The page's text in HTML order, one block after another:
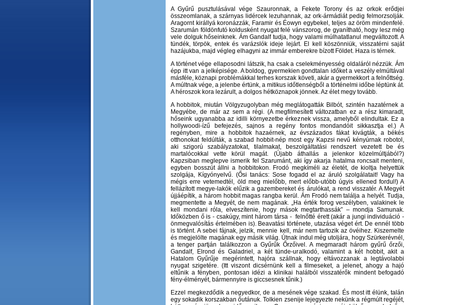
A Gyűrű pusztulásával vége Szauronnak, a Fekete Torony és az orkok erődjei
összeomlanak, a szárnyas lidércek lezuhannak, az ork-ármádiát pedig felmorzsolják.
Aragornt királlyá koronázzák, Faramir és Éowyn egybekel, teljes az öröm mindenfelé.
Szarumán földönfutó koldusként nyugat felé vánszorog, de gyanítható, hogy lesz még
vele dolguk hőseinknek. Ám Gandalf tudja, hogy valami múlhatatlanul megváltozott. A
tündék, törpök, entek és varázslók ideje lejárt. El kell köszönniük, visszatérni saját
hazájukba, majd végleg elhagyni az immár emberekre bízott Földet. Haza is térnek.
A történet vége ellaposodni látszik, ha csak a cselekményesség oldaláról nézzük. Ám
épp itt van a jelképisége. A boldog, gyermekien gondtalan időket a veszély elmúltával
másféle, köznapi problémákkal terhes korszak követi, akár a gyermekkort a felnőttség.
A múltnak vége, a jelenbe értünk, a mitikus időtlenségből a történelmi időbe léptünk át.
A héroszok kora lezárult, a dolgos hétköznapok jönnek. Az élet megy tovább.
A hobbitok, miután Völgyzugolyban még meglátogatták Bilbót, szintén hazatérnek a
Megyébe, de már az sem a régi. (A megfilmesített változatban ez a rész kimaradt,
hőseink ugyanabba az idilli környezetbe érkeznek vissza, amelyből elindultak. Ez a
hollywoodi-ízű befejezés, sajnos a regény fontos mondandóit sikkasztja el.) A
regényben, mire a hobbitok hazaérnek, az évszázados fákat kivágták, a békés
otthonokat feldúlták, a szabad hobbit-nép most egy Kapzsi nevű kényúrnak robotol,
aki szigorú szabályzatokat, tilalmakat, beszolgáltatási rendszert vezetett be és
martalócokkal vette körül magát. (Újabb áthallás a jelenkor közelmúltjából?)
Kapzsiban meglepve ismerik fel Szarumánt, aki így akarja hatalma roncsait menteni,
egyben bosszút állni a hobbitokon. Frodó megkíméli az életét, de kioltja helyettük
szolgája, Kígyónyelvű. (Ősi tanács: Sose fogadd el az áruló szolgálatait! Vagy ha
mégis erre vetemedtél, öld meg mielőbb, mert előbb-utóbb úgyis ellened fordul!) A
fellázított megye-lakók elűzik a gazembereket és árulókat, a rend visszatér. A Megyét
újjáépítik, a három hobbit magas rangba kerül. Ám Frodó nem találja a helyét. Tudja,
megmentette a Megyét, de nem magának. „Ha érték forog veszélyben, valakinek le
kell mondani róla, elveszítenie, hogy mások megtarthassák” – mondja Samunak.
Időközben ő is - csakúgy, mint három társa - felnőtté érett (akár a jungi individuáció -
önmegvalósítás értelmében is). Beavatási története, utazása véget ért. De ennél több
is történt. A sebei fájnak, jelzik, mennie kell, már nem tartozik az övéihez. Kiszemelte
és megjelölte magának egy másik világ. Útnak indul még utoljára, hogy Szürkerévnél,
a tenger partján találkozzon a Gyűrűk Őrzőivel. A megmaradt három gyűrű őrzői,
Gandalf, Elrond és Galadriel, a két tünde-uralkodó, valamint a két hobbit, akit a
Hatalom Gyűrűje megérintett, hajóra szállnak, hogy eltávozzanak a legtávolabbi
nyugat szigetére. (Itt viszont dicsérnünk kell a filmeseket, a jelenet, ahogy a hajó
eltűnik a fényben, pontosan idézi a klinikai halálból visszatérők mindent befogadó
fény-élményét, bármennyire is giccsesnek tűnik.)
Ezzel megkezdődik a negyedkor, de a mesének vége szakad. És most itt élünk, talán
egy sokadik korszakban őutánuk. Tolkien zsenije lejegyezte nekünk a régmúlt regéjét,